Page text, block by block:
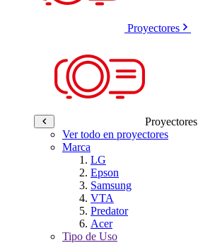
Proyectores
Proyectores
Ver todo en proyectores
Marca
LG
Epson
Samsung
VTA
Predator
Acer
Tipo de Uso